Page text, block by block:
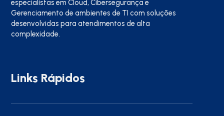
especialistas em Cloud, Cibersegurança e
Gerenciamento de ambientes de TI com soluções
desenvolvidas para atendimentos de alta
complexidade.
Links Rápidos